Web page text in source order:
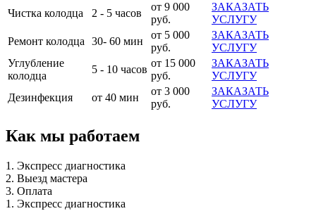
Чистка колодца
2 - 5 часов
от 9 000
руб.
ЗАКАЗАТЬ
УСЛУГУ
Ремонт колодца
30- 60 мин
от 5 000
руб.
ЗАКАЗАТЬ
УСЛУГУ
Углубление
колодца
5 - 10 часов
от 15 000
руб.
ЗАКАЗАТЬ
УСЛУГУ
Дезинфекция
от 40 мин
от 3 000
руб.
ЗАКАЗАТЬ
УСЛУГУ
Как мы работаем
1. Экспресс диагностика
2. Выезд мастера
3. Оплата
1. Экспресс диагностика